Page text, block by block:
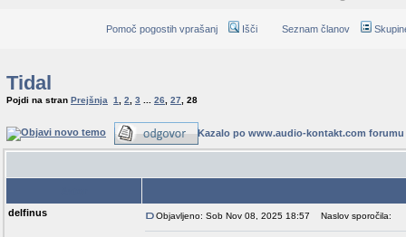
Pomoč pogostih vprašanj Išči Seznam članov
Tidal
Pojdi na stran Prejšnja 1 2 3 26 27 28
Kazalo po www.audio-kontakt.com forumu
delfinus
Objavljeno: Sob Nov 08, 2025 18:57 Naslov sporočila: